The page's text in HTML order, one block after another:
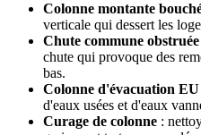
Colonne montante
verticale qui dessert les
Chute commune obstruée
chute qui provoque des
bas.
Colonne d'évacuation
d'eaux usées et d'eaux
Curage de colonne :